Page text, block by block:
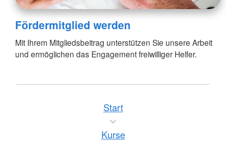
Fördermitglied werden
Mit Ihrem Mitgliedsbeitrag unterstützen Sie unsere Arbeit
und ermöglichen das Engagement freiwilliger Helfer.
Start
Kurse